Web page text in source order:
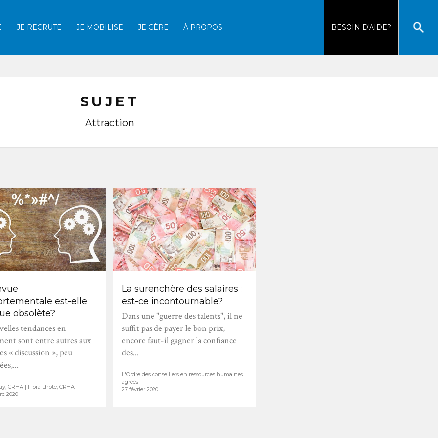
JE RECRUTE JE MOBILISE JE GÈRE À PROPOS BESOIN D'AIDE?
Afficher la recherche
SUJET
Attraction
est-elle
obsolète?
tendances en
sont entre autres aux
« discussion », peu
CRHA | Flora Lhote, CRHA
2020
La surenchère des salaires :
est-ce incontournable?
Dans une "guerre des talents", il ne
suffit pas de payer le bon prix,
encore faut-il gagner la confiance
des...
L'Ordre des conseillers en ressources humaines
agréés
27 février 2020